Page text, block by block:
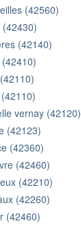
(42560)
(42140)
vernay (42120)
(42123)
(42360)
(42460)
(42210)
(42260)
(42460)